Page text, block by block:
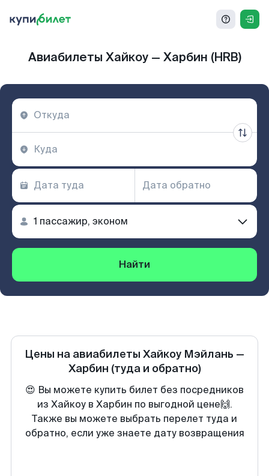
Авиабилеты Хайкоу — Харбин (HRB)
Найти
Цены на авиабилеты Хайкоу Мэйлань —
Харбин (туда и обратно)
😍 Вы можете купить билет без посредников
из Хайкоу в Харбин по выгодной цене🙌.
Также вы можете выбрать перелет туда и
обратно, если уже знаете дату возвращения